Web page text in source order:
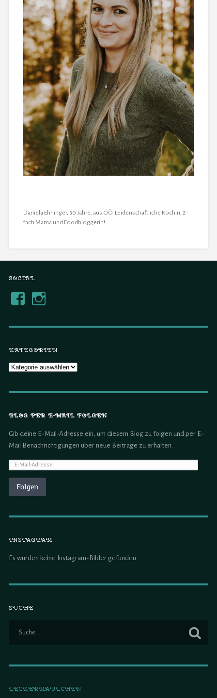
Daniela Ehrlinger, 30 Jahre, aus OÖ. Leidenschaftliche Köchin, 2-
fach Mama und Foodbloggerin!
SOCIAL
KATEGORIEN
BLOG PER E-MAIL FOLGEN
Gib deine E-Mail-Adresse ein, um diesem Blog zu folgen und per E-
Mail Benachrichtigungen über neue Beiträge zu erhalten.
Folgen
INSTAGRAM
Es wurden keine Instagram-Bilder gefunden.
SUCHE
LECKERMÄULCHEN